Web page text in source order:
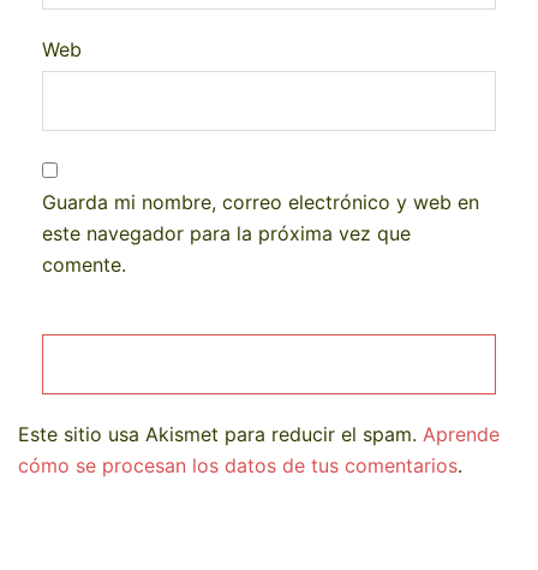
Web
Guarda mi nombre, correo electrónico y web en
este navegador para la próxima vez que
comente.
Este sitio usa Akismet para reducir el spam. Aprende
cómo se procesan los datos de tus comentarios.